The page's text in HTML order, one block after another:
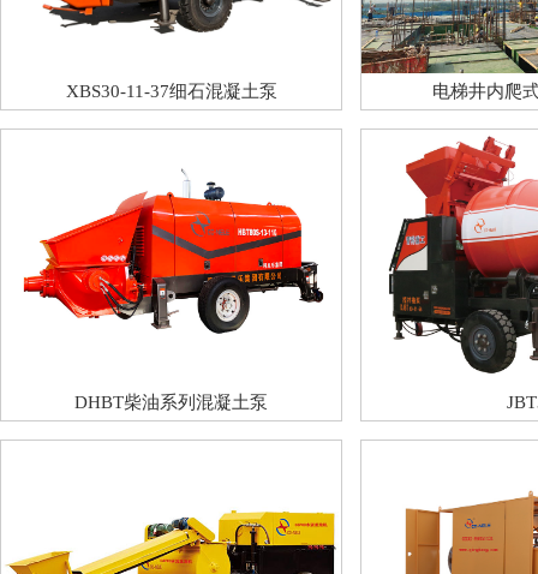
XBS30-11-37细石混凝土泵 电梯井内爬
DHBT柴油系列混凝土泵